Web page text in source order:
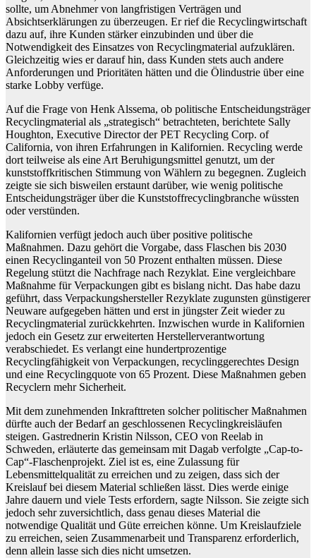
sollte, um Abnehmer von langfristigen Verträgen und
Absichtserklärungen zu überzeugen. Er rief die Recyclingwirtschaft
dazu auf, ihre Kunden stärker einzubinden und über die
Notwendigkeit des Einsatzes von Recyclingmaterial aufzuklären.
Gleichzeitig wies er darauf hin, dass Kunden stets auch andere
Anforderungen und Prioritäten hätten und die Ölindustrie über eine
starke Lobby verfüge.
Auf die Frage von Henk Alssema, ob politische Entscheidungsträger
Recyclingmaterial als „strategisch“ betrachteten, berichtete Sally
Houghton, Executive Director der PET Recycling Corp. of
California, von ihren Erfahrungen in Kalifornien. Recycling werde
dort teilweise als eine Art Beruhigungsmittel genutzt, um der
kunststoffkritischen Stimmung von Wählern zu begegnen. Zugleich
zeigte sie sich bisweilen erstaunt darüber, wie wenig politische
Entscheidungsträger über die Kunststoffrecyclingbranche wüssten
oder verstünden.
Kalifornien verfügt jedoch auch über positive politische
Maßnahmen. Dazu gehört die Vorgabe, dass Flaschen bis 2030
einen Recyclinganteil von 50 Prozent enthalten müssen. Diese
Regelung stützt die Nachfrage nach Rezyklat. Eine vergleichbare
Maßnahme für Verpackungen gibt es bislang nicht. Das habe dazu
geführt, dass Verpackungshersteller Rezyklate zugunsten günstigerer
Neuware aufgegeben hätten und erst in jüngster Zeit wieder zu
Recyclingmaterial zurückkehrten. Inzwischen wurde in Kalifornien
jedoch ein Gesetz zur erweiterten Herstellerverantwortung
verabschiedet. Es verlangt eine hundertprozentige
Recyclingfähigkeit von Verpackungen, recyclinggerechtes Design
und eine Recyclingquote von 65 Prozent. Diese Maßnahmen geben
Recyclern mehr Sicherheit.
Mit dem zunehmenden Inkrafttreten solcher politischer Maßnahmen
dürfte auch der Bedarf an geschlossenen Recyclingkreisläufen
steigen. Gastrednerin Kristin Nilsson, CEO von Reelab in
Schweden, erläuterte das gemeinsam mit Dagab verfolgte „Cap-to-
Cap“-Flaschenprojekt. Ziel ist es, eine Zulassung für
Lebensmittelqualität zu erreichen und zu zeigen, dass sich der
Kreislauf bei diesem Material schließen lässt. Dies werde einige
Jahre dauern und viele Tests erfordern, sagte Nilsson. Sie zeigte sich
jedoch sehr zuversichtlich, dass genau dieses Material die
notwendige Qualität und Güte erreichen könne. Um Kreislaufziele
zu erreichen, seien Zusammenarbeit und Transparenz erforderlich,
denn allein lasse sich dies nicht umsetzen.